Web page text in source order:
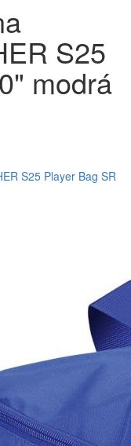
S25
modrá
S25 Player Bag SR